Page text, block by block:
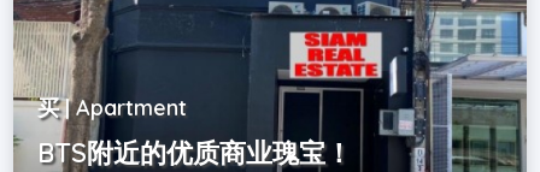
买 | Apartment
BTS附近的优质商业瑰宝！